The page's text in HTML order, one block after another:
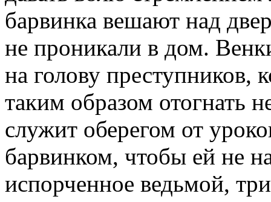
барвинка вешают над
не проникали в дом.
на голову преступников,
таким образом отогнать
служит оберегом от
барвинком, чтобы ей не
испорченное ведьмой,